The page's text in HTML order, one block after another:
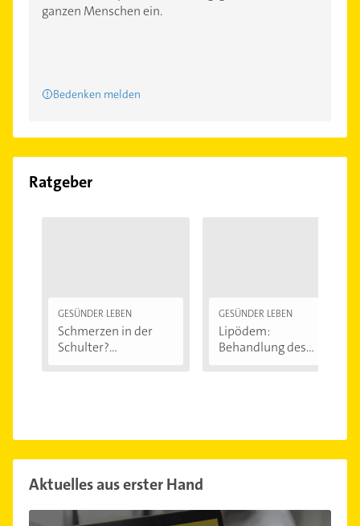
ganzen Menschen ein.
Bedenken melden
Ratgeber
GESÜNDER LEBEN
Schmerzen in der
Schulter?
GESÜNDER LEBEN
Lipödem:
Behandlung des
Aktuelles aus erster Hand